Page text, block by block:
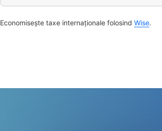
Economisește taxe internaționale folosind Wise.